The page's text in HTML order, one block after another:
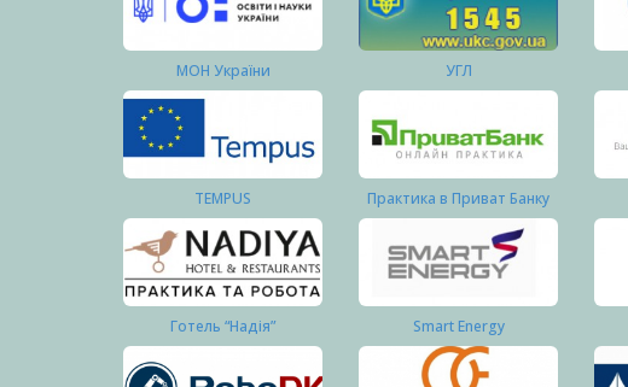
МОН України УГЛ
TEMPUS Практика в Приват Банку
Готель “Надія” Smart Energy